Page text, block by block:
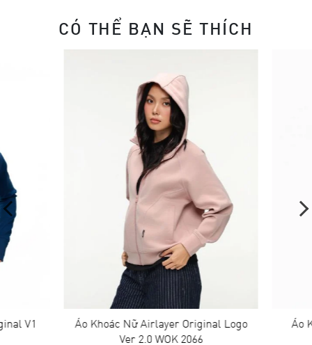
CÓ THỂ BẠN SẼ THÍCH
Áo Khoác Nữ Airlayer Original Logo
Ver 2.0 WOK 2066
Áo